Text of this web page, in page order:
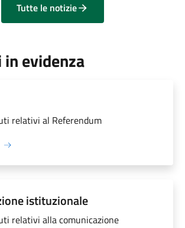
Tutte le notizie
evidenza
relativi al Referendum
istituzionale
relativi alla comunicazione